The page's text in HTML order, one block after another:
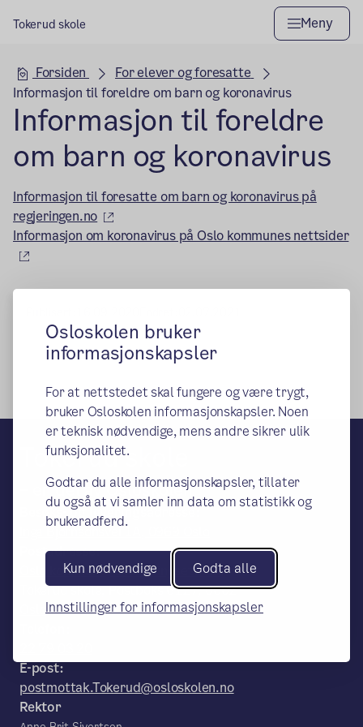
Osloskolen bruker
informasjonskapsler
For at nettstedet skal fungere og være trygt,
bruker Osloskolen informasjonskapsler. Noen
er teknisk nødvendige, mens andre sikrer ulik
funksjonalitet.
Godtar du alle informasjonskapsler, tillater
du også at vi samler inn data om statistikk og
brukeradferd.
Kun nødvendige Godta alle
Innstillinger for informasjonskapsler
Tokerud skole Meny
Hovedseksjon
Forsiden
For elever og foresatte
Informasjon til foreldre om barn og koronavirus
Informasjon til foreldre
om barn og koronavirus
Informasjon til foresatte om barn og koronavirus på
regjeringen.no
(ekstern lenke)
Informasjon om koronavirus på Oslo kommunes nettsider
(ekstern lenke)
Tokerud skole
– en del av Osloskolen
Besøks- og leveringsadresse:
Inga Bjørnsonsvei 1A, 0969 Oslo
Postadresse:
Oslo kommune, Utdanningsetaten,
Tokerud skole, Postboks 6127, 0602
Oslo
E-post:
postmottak.Tokerud@osloskolen.no
Rektor